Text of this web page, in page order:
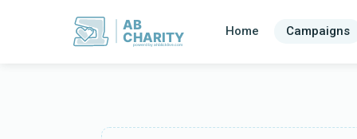
AB
CHARITY
powerd by ahblicklive.com
Home Campaigns